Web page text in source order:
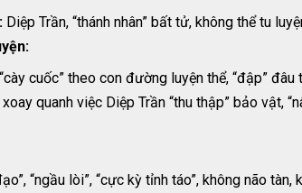
Diệp Trần, “thánh nhân” bất tử, không thể tu
cuốc” theo con đường luyện thể, “đập” đâu
quanh việc Diệp Trần “thu thập” bảo vật,
“ngầu lòi”, “cực kỳ tỉnh táo”, không não tàn,